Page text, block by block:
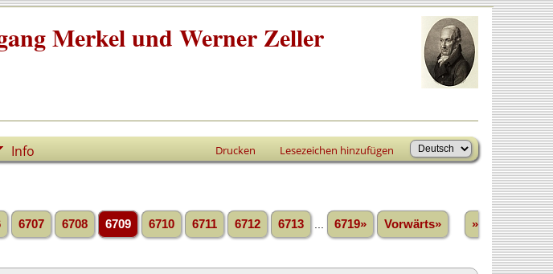
Merkel und Werner Zeller
Info Drucken Lesezeichen hinzufügen
6707 6708 6709 6710 6711 6712 6713 6719» Vorwärts»
»